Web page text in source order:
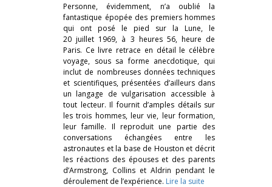
Personne, évidemment, n’a oublié la
fantastique épopée des premiers hommes
qui ont posé le pied sur la Lune, le
20 juillet 1969, à 3 heures 56, heure de
Paris. Ce livre retrace en détail le célèbre
voyage, sous sa forme anecdotique, qui
inclut de nombreuses données techniques
et scientifiques, présentées d’ailleurs dans
un langage de vulgarisation accessible à
tout lecteur. Il fournit d’amples détails sur
les trois hommes, leur vie, leur formation,
leur famille. Il reproduit une partie des
conversations échangées entre les
astronautes et la base de Houston et décrit
les réactions des épouses et des parents
d’Armstrong, Collins et Aldrin pendant le
déroulement de l’expérience. Lire la suite